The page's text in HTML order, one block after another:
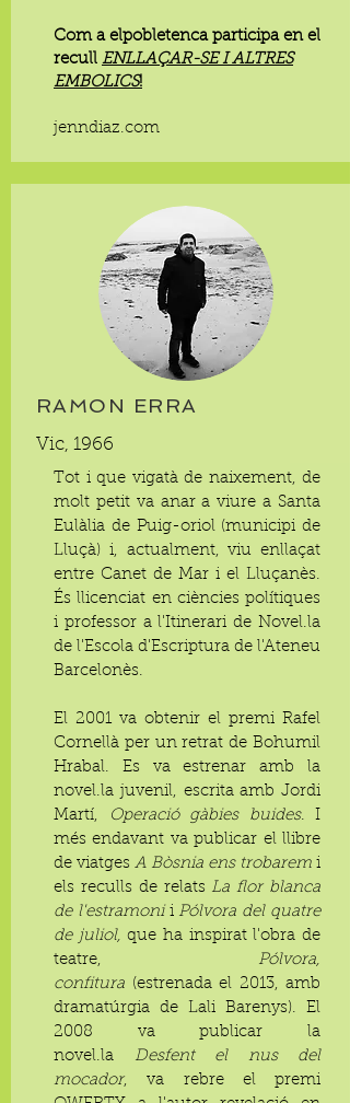
Com a elpobletenca participa en el
recull ENLLAÇAR-SE I ALTRES
EMBOLICS!
jenndiaz.com
RAMON ERRA
Vic, 1966
Tot i que vigatà de naixement, de
molt petit va anar a viure a Santa
Eulàlia de Puig-oriol (municipi de
Lluçà) i, actualment, viu enllaçat
entre Canet de Mar i el Lluçanès.
És llicenciat en ciències polítiques
i professor a l'Itinerari de Novel.la
de l'Escola d'Escriptura de l'Ateneu
Barcelonès.
El 2001 va obtenir el premi Rafel
Cornellà per un retrat de Bohumil
Hrabal. Es va estrenar amb la
novel.la juvenil, escrita amb Jordi
Martí,
Operació gàbies buides. I
més endavant va publicar el llibre
de viatges A Bòsnia ens trobarem i
els reculls de relats La flor blanca
de l'estramonii Pólvora del quatre
de juliol, que ha inspirat l'obra de
teatre, Pólvora,
confitura (estrenada el 2013, amb
dramatúrgia de Lali Barenys). El
2008 va publicar la
novel.la Desfent el nus del
mocador, va rebre el premi